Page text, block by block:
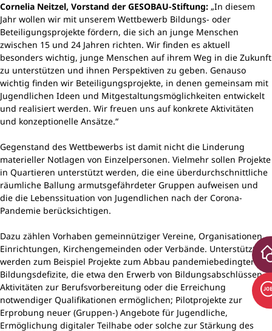
Cornelia Neitzel, Vorstand der GESOBAU-Stiftung: „In diesem
Jahr wollen wir mit unserem Wettbewerb Bildungs- oder
Beteiligungsprojekte fördern, die sich an junge Menschen
zwischen 15 und 24 Jahren richten. Wir finden es aktuell
besonders wichtig, junge Menschen auf ihrem Weg in die Zukunft
zu unterstützen und ihnen Perspektiven zu geben. Genauso
wichtig finden wir Beteiligungsprojekte, in denen gemeinsam mit
Jugendlichen Ideen und Mitgestaltungsmöglichkeiten entwickelt
und realisiert werden. Wir freuen uns auf konkrete Aktivitäten
und konzeptionelle Ansätze.“
Gegenstand des Wettbewerbs ist damit nicht die Linderung
materieller Notlagen von Einzelpersonen. Vielmehr sollen Projekte
in Quartieren unterstützt werden, die eine überdurchschnittliche
räumliche Ballung armutsgefährdeter Gruppen aufweisen und
die die Lebenssituation von Jugendlichen nach der Corona-
Pandemie berücksichtigen.
Dazu zählen Vorhaben gemeinnütziger Vereine, Organisationen,
Einrichtungen, Kirchengemeinden oder Verbände. Unterstützt
werden zum Beispiel Projekte zum Abbau pandemiebedingter
Bildungsdefizite, die etwa den Erwerb von Bildungsabschlüssen,
Aktivitäten zur Berufsvorbereitung oder die Erreichung
notwendiger Qualifikationen ermöglichen; Pilotprojekte zur
Erprobung neuer (Gruppen-) Angebote für Jugendliche,
Ermöglichung digitaler Teilhabe oder solche zur Stärkung des